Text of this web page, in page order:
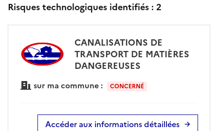
Risques technologiques identifiés : 2
CANALISATIONS DE
TRANSPORT DE MATIÈRES
DANGEREUSES
sur ma commune : CONCERNÉ
Accéder aux informations détaillées